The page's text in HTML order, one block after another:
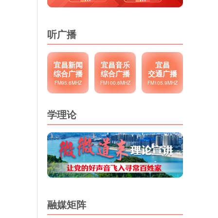
听广播
宜昌新闻
综合广播
FM95.6MHZ
宜昌音乐
综合广播
FM100.6MHZ
宜昌
交通广播
FM105.9MHZ
学理论
融媒矩阵